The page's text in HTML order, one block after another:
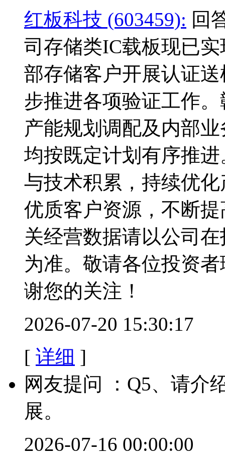
红板科技 (603459): 回
司存储类IC载板现已
部存储客户开展认证
步推进各项验证工作
产能规划调配及内部
均按既定计划有序推
与技术积累，持续优
优质客户资源，不断
关经营数据请以公司
为准。敬请各位投资
谢您的关注！
2026-07-20 15:30:17
[ 详细 ]
网友提问 ：Q5、请介
展。
2026-07-16 00:00:00